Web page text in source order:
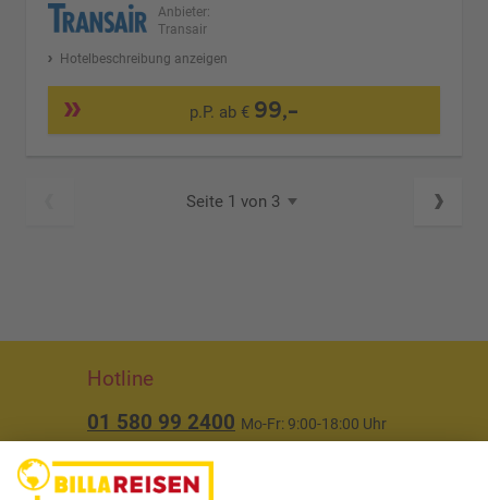
Anbieter:
Transair
Hotelbeschreibung anzeigen
p.P. ab € 99,-
Seite 1 von 3
Hotline
01 580 99 2400 Mo-Fr: 9:00-18:00 Uhr